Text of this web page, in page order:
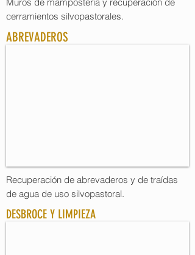
cerramientos silvopastorales.
ABREVADEROS
Recuperación de abrevaderos y de traídas
de agua de uso silvopastoral.
DESBROCE Y LIMPIEZA